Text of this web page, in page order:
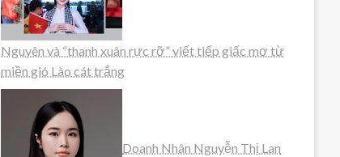
Nguyên và “thanh xuân rực rỡ” viết tiếp giấc mơ từ
miền gió Lào cát trắng
Doanh Nhân Nguyễn Thị Lan